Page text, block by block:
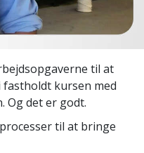
til at
kursen med
Og det er godt.
til at bringe